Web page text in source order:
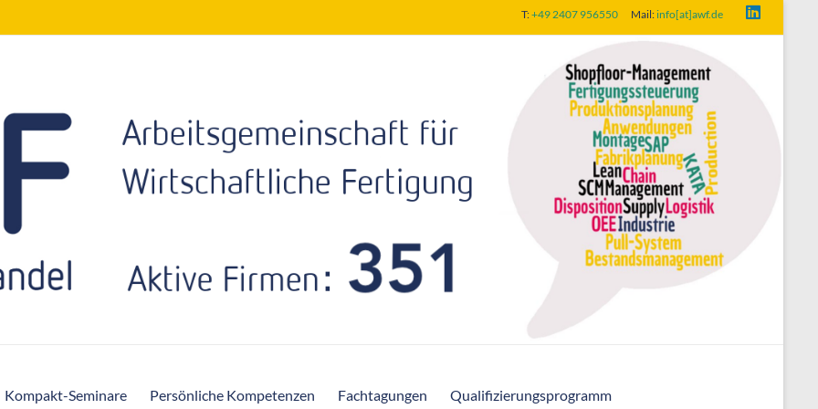
T:+49 2407 956550 Mail:info[at]awf.de
Kompakt-Seminare Persönliche Kompetenzen Fachtagungen Qualifizierungsprogramm